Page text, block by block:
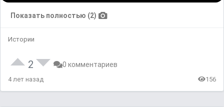
Показать полностью (2)
Истории
2 0 комментариев
4 лет назад 156